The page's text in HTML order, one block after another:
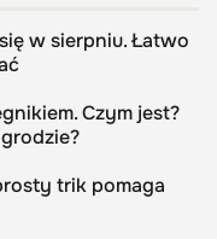
w sierpniu. Łatwo
Czym jest?
trik pomaga